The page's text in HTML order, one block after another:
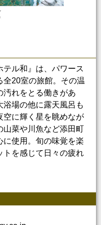
ル和』は、パワース
全20室の旅館。その温
汚れをとる働きがあ
浴場の他に露天風呂も
空に輝く星を眺めなが
山菜や川魚など添田町
に使用。旬の味覚を楽
トを感じて日々の疲れ